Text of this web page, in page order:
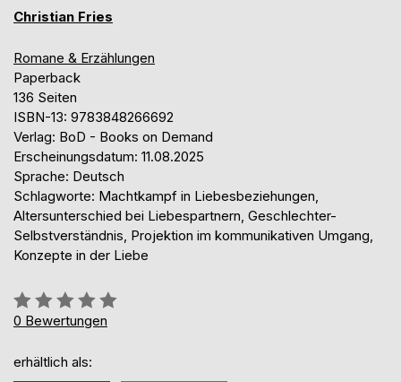
Christian Fries
Romane & Erzählungen
Paperback
136 Seiten
ISBN-13: 9783848266692
Verlag: BoD - Books on Demand
Erscheinungsdatum: 11.08.2025
Sprache: Deutsch
Schlagworte: Machtkampf in Liebesbeziehungen,
Altersunterschied bei Liebespartnern, Geschlechter-
Selbstverständnis, Projektion im kommunikativen Umgang,
Konzepte in der Liebe
Bewertung::
0%
0 Bewertungen
erhältlich als: